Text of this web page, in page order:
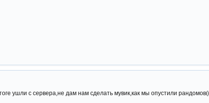
ушли с сервера,не дам нам сделать мувик,как мы опустили